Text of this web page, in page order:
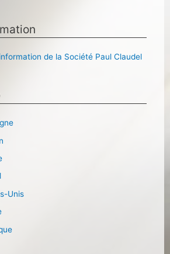
de la Société Paul Claudel
Unis